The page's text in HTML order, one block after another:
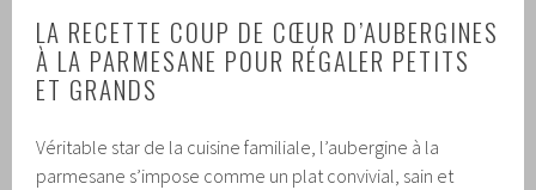
LA RECETTE COUP DE CŒUR D’AUBERGINES
À LA PARMESANE POUR RÉGALER PETITS
ET GRANDS
Véritable star de la cuisine familiale, l’aubergine à la
parmesane s’impose comme un plat convivial, sain et